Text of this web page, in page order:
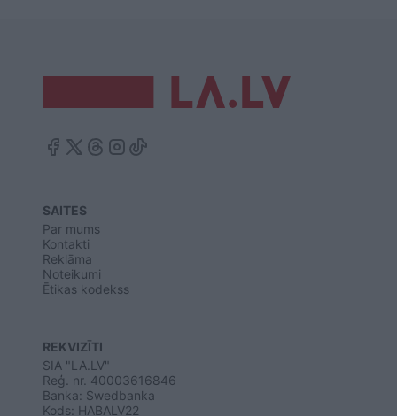
SAITES
Par mums
Kontakti
Reklāma
Noteikumi
Ētikas kodekss
REKVIZĪTI
SIA "LA.LV"
Reģ. nr. 40003616846
Banka: Swedbanka
Kods: HABALV22